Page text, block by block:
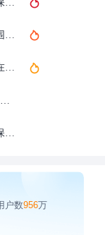
成长优享2026儿童高端医疗保险的报销范围有哪些？理赔流程是什么？哪些情况可以享受保险理赔？
成长优享2026儿童高端医疗保险怎么买？在哪买？官方投保入口在这咨询！
成长优享2026儿童高端医疗保险怎么样？保费多少钱一年？哪些能赔？哪些不能赔？
户数956万